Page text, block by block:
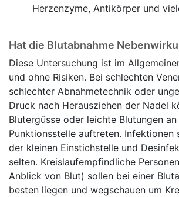
Herzenzyme, Antikörper und
Hat die Blutabnahme
Diese Untersuchung ist im
und ohne Risiken. Bei schlechten
schlechter Abnahmetechnik oder
Druck nach Herausziehen der Nadel
Blutergüsse oder leichte Blutungen
Punktionsstelle auftreten. Infektionen
der kleinen Einstichstelle und
selten. Kreislaufempfindliche
Anblick von Blut) sollen bei einer
besten liegen und wegschauen um